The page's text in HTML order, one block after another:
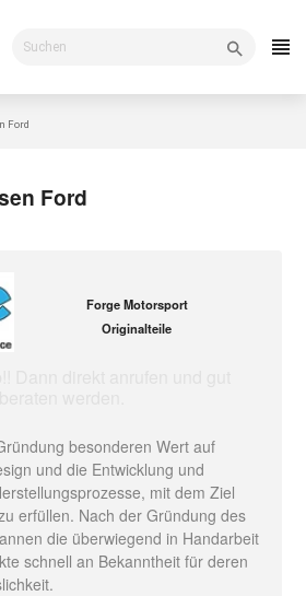
Ford
Ford
Forge Motorsport
Originalteile
besonderen Wert auf
und die Entwicklung und
mit dem Ziel
erfüllen. Nach der Gründung des
die überwiegend in Handarbeit
schnell an Bekanntheit für deren